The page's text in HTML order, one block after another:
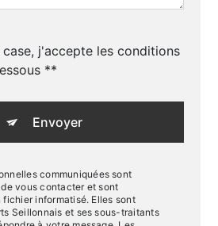
j'accepte les conditions
**
Envoyer
communiquées sont
vous contacter et sont
fichier informatisé. Elles sont
Seillonnais et ses sous-traitants